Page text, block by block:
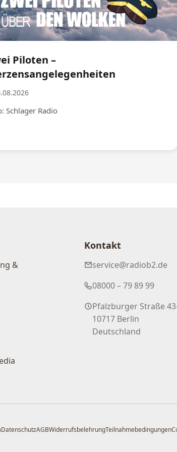
Piloten –
Schlager Radio
&
Kontakt
service@radiob2.de
08000 – 79 89 99
Pfalzburger Straße
10717 Berlin
Deutschland
DatenschutzAGBWiderrufsbelehrungTeilnahmebedingungen